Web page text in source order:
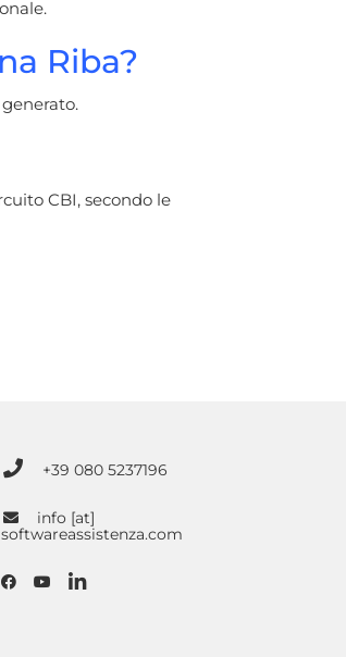
Riba?
CBI, secondo le
+39 080 5237196
info [at]
softwareassistenza.com